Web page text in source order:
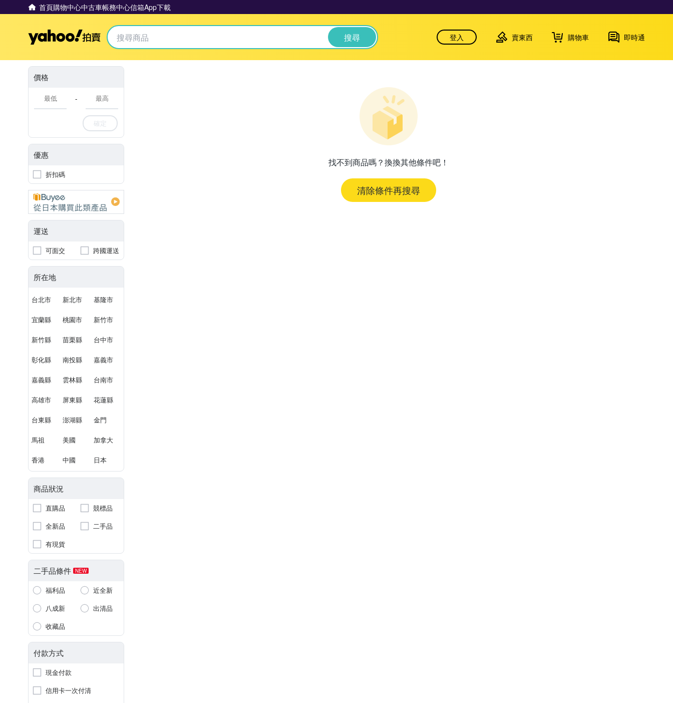
首頁購物中心中古車帳務中心信箱App下載
Yahoo拍賣 搜尋 登入 賣東西 購物車 即時通
價格
-
確定
優惠
折扣碼
運送
可面交 跨國運送
所在地
台北市 新北市 基隆市
宜蘭縣 桃園市 新竹市
新竹縣 苗栗縣 台中市
彰化縣 南投縣 嘉義市
嘉義縣 雲林縣 台南市
高雄市 屏東縣 花蓮縣
台東縣 澎湖縣 金門
馬祖 美國 加拿大
香港 中國 日本
商品狀況
直購品
競標品
全新品
二手品
有現貨
二手品條件 NEW
福利品
近全新
八成新
出清品
收藏品
付款方式
現金付款
信用卡一次付清
找不到商品嗎？換換其他條件吧！
清除條件再搜尋